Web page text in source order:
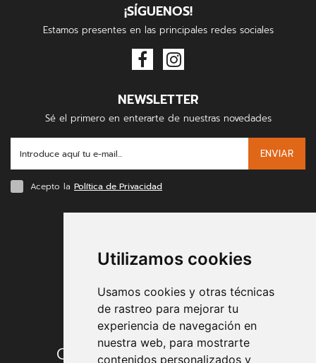
Utilizamos cookies
Usamos cookies y otras técnicas
de rastreo para mejorar tu
experiencia de navegación en
nuestra web, para mostrarte
contenidos personalizados y
¡SÍGUENOS!
Estamos presentes en las principales redes sociales
NEWSLETTER
Sé el primero en enterarte de nuestras novedades
ENVIAR
Acepto la Política de Privacidad
Condiciones de contratación